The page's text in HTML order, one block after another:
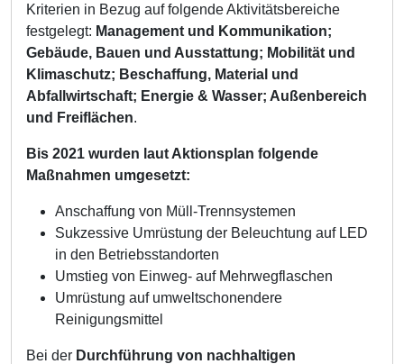
Kriterien in Bezug auf folgende Aktivitätsbereiche
festgelegt: Management und Kommunikation;
Gebäude, Bauen und Ausstattung; Mobilität und
Klimaschutz; Beschaffung, Material und
Abfallwirtschaft; Energie & Wasser; Außenbereich
und Freiflächen.
Bis 2021 wurden laut Aktionsplan folgende
Maßnahmen umgesetzt:
Anschaffung von Müll-Trennsystemen
Sukzessive Umrüstung der Beleuchtung auf LED​
in den Betriebsstandorten
Umstieg von Einweg- auf Mehrwegflaschen
Umrüstung auf umweltschonendere
Reinigungsmittel
Bei der Durchführung von nachhaltigen